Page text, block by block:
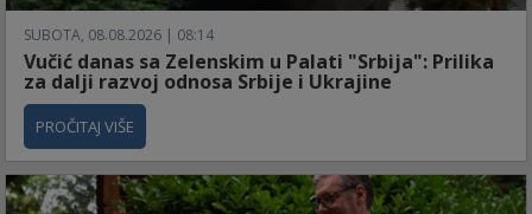
SUBOTA, 08.08.2026 | 08:14
Vučić danas sa Zelenskim u Palati "Srbija": Prilika
za dalji razvoj odnosa Srbije i Ukrajine
PROČITAJ VIŠE